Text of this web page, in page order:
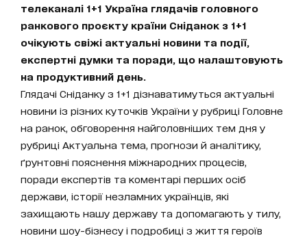
телеканалі 1+1 Україна глядачів головного
ранкового проєкту країни Сніданок з 1+1
очікують свіжі актуальні новини та події,
експертні думки та поради, що налаштовують
на продуктивний день.
Глядачі Сніданку з 1+1 дізнаватимуться актуальні
новини із різних куточків України у рубриці Головне
на ранок, обговорення найголовніших тем дня у
рубриці Актуальна тема, прогнози й аналітику,
ґрунтовні пояснення міжнародних процесів,
поради експертів та коментарі перших осіб
держави, історії незламних українців, які
захищають нашу державу та допомагають у тилу,
новини шоу-бізнесу і подробиці з життя героїв